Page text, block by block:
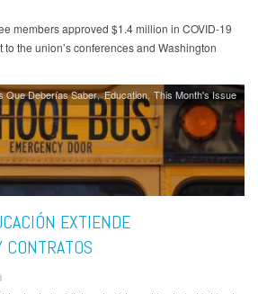
members approved $1.4 million in COVID-19
the union’s conferences and Washington
Que Deberías Saber Education This Month's Issue
EXTIENDE
CONTRATOS